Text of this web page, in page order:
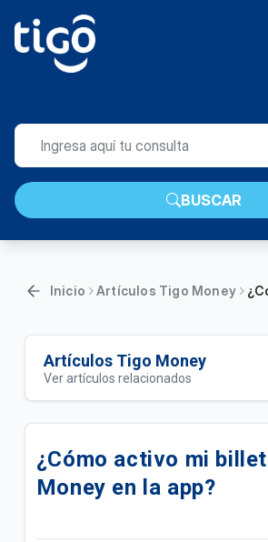
BUSCAR
Inicio Artículos Tigo Money
Artículos Tigo Money
Ver artículos relacionados
Descuento del 20% pagando con
Terminos y Condiciones Reintegro
¿Cómo activo mi
Money en la app?